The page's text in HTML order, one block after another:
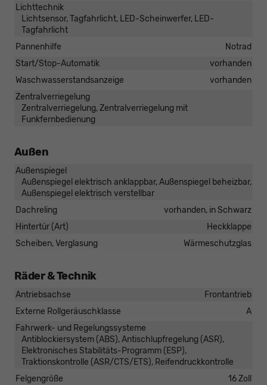
Lichttechnik
Lichtsensor, Tagfahrlicht, LED-Scheinwerfer, LED-
Tagfahrlicht
Pannenhilfe
Notrad
Start/Stop-Automatik
vorhanden
Waschwasserstandsanzeige
vorhanden
Zentralverriegelung
Zentralverriegelung, Zentralverriegelung mit
Funkfernbedienung
Außen
Außenspiegel
Außenspiegel elektrisch anklappbar, Außenspiegel beheizbar,
Außenspiegel elektrisch verstellbar
Dachreling
vorhanden, in Schwarz
Hintertür (Art)
Heckklappe
Scheiben, Verglasung
Wärmeschutzglas
Räder & Technik
Antriebsachse
Frontantrieb
Externe Rollgeräuschklasse
A
Fahrwerk- und Regelungssysteme
Antiblockiersystem (ABS), Antischlupfregelung (ASR),
Elektronisches Stabilitäts-Programm (ESP),
Traktionskontrolle (ASR/CTS/ETS), Reifendruckkontrolle
Felgengröße
16 Zoll